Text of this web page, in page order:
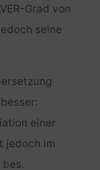
Grad von
seine
einer
jedoch im